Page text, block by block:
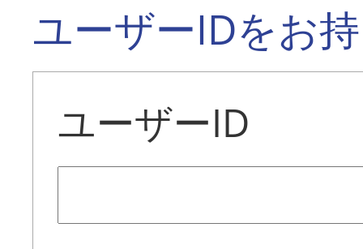
ユーザーIDをお
ユーザーID